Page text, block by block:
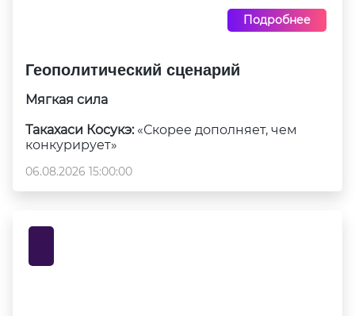
Подробнее
Геополитический сценарий
Мягкая сила
Такахаси Косукэ:«Скорее дополняет, чем
конкурирует»
06.08.2026 15:00:00